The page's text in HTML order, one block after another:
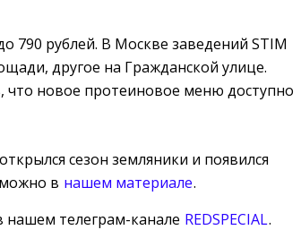
790 рублей. В Москве заведений STIM
другое на Гражданской улице.
новое протеиновое меню доступно
сезон земляники и появился
в нашем материале.
нашем телеграм-канале REDSPECIAL.